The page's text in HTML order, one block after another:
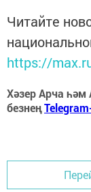
Читайте
https://
Хәзер Арча
безнең